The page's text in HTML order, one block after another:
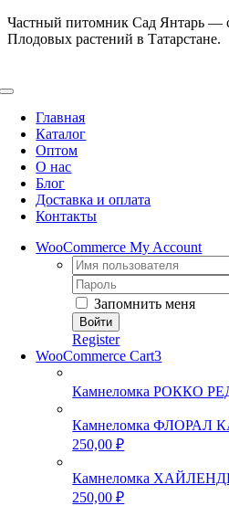
Skip
to
Частный питомник Сад Янтарь —
Плодовых растений в Татарстане.
Toggle
NavigationГлавная
Каталог
Оптом
О нас
Блог
Доставка и оплата
Контакты
WooCommerce My Account
Username:
Password:
Запомнить меня
Register
WooCommerce Cart3
Камнеломка РОККО
Камнеломка ФЛОРАЛ
250,00₽
Камнеломка
250,00₽